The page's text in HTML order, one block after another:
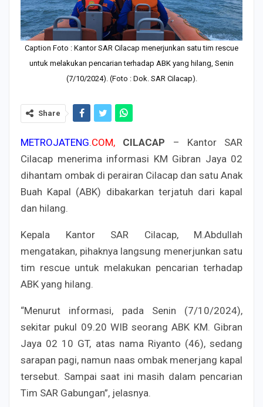
Caption Foto : Kantor SAR Cilacap menerjunkan satu tim rescue
untuk melakukan pencarian terhadap ABK yang hilang, Senin
(7/10/2024). (Foto : Dok. SAR Cilacap).
Share
METROJATENG.COM, CILACAP – Kantor SAR
Cilacap menerima informasi KM Gibran Jaya 02
dihantam ombak di perairan Cilacap dan satu Anak
Buah Kapal (ABK) dibakarkan terjatuh dari kapal
dan hilang.
Kepala Kantor SAR Cilacap, M.Abdullah
mengatakan, pihaknya langsung menerjunkan satu
tim rescue untuk melakukan pencarian terhadap
ABK yang hilang.
“Menurut informasi, pada Senin (7/10/2024),
sekitar pukul 09.20 WIB seorang ABK KM. Gibran
Jaya 02 10 GT, atas nama Riyanto (46), sedang
sarapan pagi, namun naas ombak menerjang kapal
tersebut. Sampai saat ini masih dalam pencarian
Tim SAR Gabungan”, jelasnya.